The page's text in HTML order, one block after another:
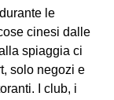
le
cinesi dalle
spiaggia ci
solo negozi e
I club, i